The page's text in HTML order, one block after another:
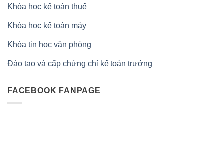
Khóa học kế toán thuế
Khóa học kế toán máy
Khóa tin học văn phòng
Đào tạo và cấp chứng chỉ kế toán trưởng
FACEBOOK FANPAGE